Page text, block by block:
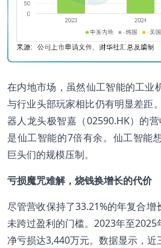
在内地市场，虽然仙工智能的工业
与行业头部玩家相比仍有明显差距
器人龙头极智嘉（02590.HK）的
是仙工智能的7倍有余。仙工智能
巨头们的规模压制。
亏损魔咒难解，烧钱换增长的代价
尽管营收保持了33.21%的年复合增
未跨过盈利的门槛。2023年至
净亏损达3,440万元。数据显示，